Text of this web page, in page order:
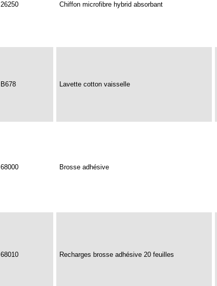
26250 Chiffon microfibre hybrid absorbant
B678 Lavette cotton vaisselle
68000 Brosse adhésive
68010 Recharges brosse adhésive 20 feuilles